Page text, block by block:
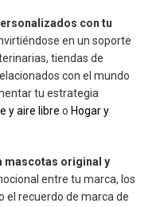
con tu
en un soporte
tiendas de
con el mundo
tu estrategia
y aire libre o Hogar y
mascotas original y
entre tu marca, los
el recuerdo de marca de